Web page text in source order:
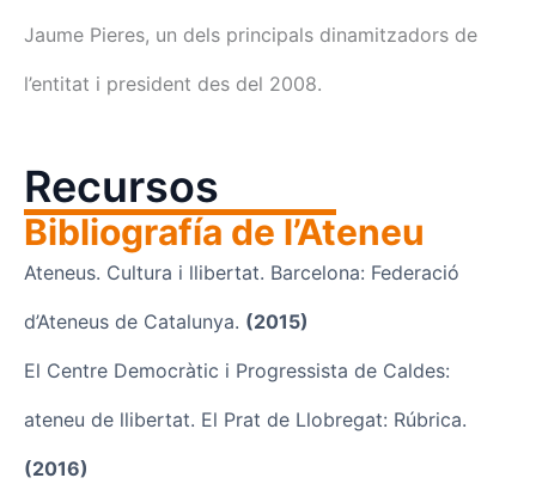
Jaume Pieres, un dels principals dinamitzadors de
l’entitat i president des del 2008.
Recursos
Bibliografía de l’Ateneu
Ateneus. Cultura i llibertat. Barcelona: Federació
d’Ateneus de Catalunya. (2015)
El Centre Democràtic i Progressista de Caldes:
ateneu de llibertat. El Prat de Llobregat: Rúbrica.
(2016)